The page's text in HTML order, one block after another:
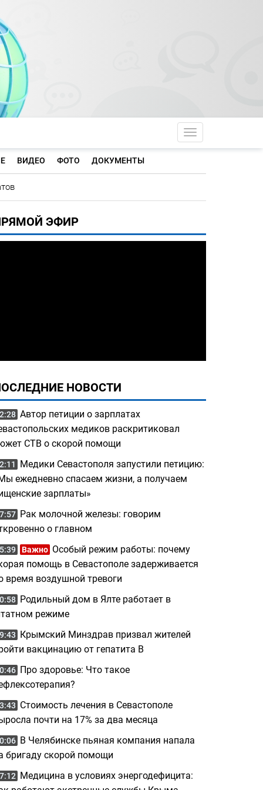
Toggle
ВИДЕО ФОТО ДОКУМЕНТЫ
ЭФИР
НОВОСТИ
Автор петиции о зарплатах
медиков раскритиковал
СТВ о скорой помощи
Медики Севастополя запустили петицию:
ежедневно спасаем жизни, а получаем
зарплаты»
Рак молочной железы: говорим
о главном
Важно Особый режим работы: почему
помощь в Севастополе задерживается
время воздушной тревоги
Родильный дом в Ялте работает в
режиме
Крымский Минздрав призвал жителей
вакцинацию от гепатита B
Про здоровье: Что такое
Стоимость лечения в Севастополе
почти на 17% за два месяца
В Челябинске пьяная компания напала
бригаду скорой помощи
Медицина в условиях энергодефицита: